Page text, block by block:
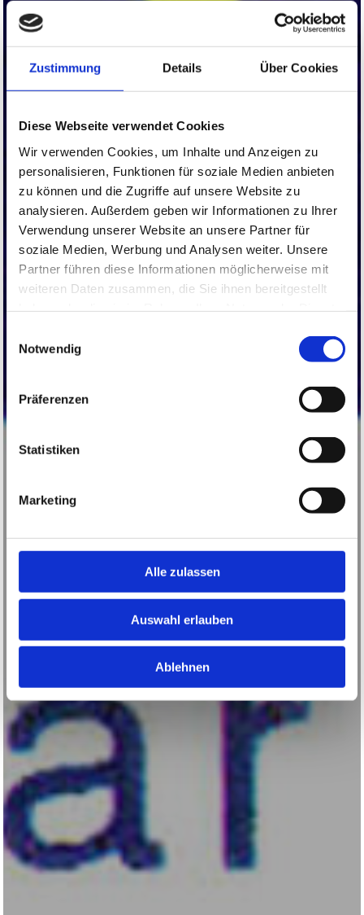
Zustimmung Details Über Cookies
Diese Webseite verwendet Cookies
Wir verwenden Cookies, um Inhalte und Anzeigen zu
personalisieren, Funktionen für soziale Medien anbieten
zu können und die Zugriffe auf unsere Website zu
analysieren. Außerdem geben wir Informationen zu Ihrer
Verwendung unserer Website an unsere Partner für
soziale Medien, Werbung und Analysen weiter. Unsere
Partner führen diese Informationen möglicherweise mit
weiteren Daten zusammen, die Sie ihnen bereitgestellt
Notwendig
Präferenzen
Statistiken
Marketing
Alle zulassen
Auswahl erlauben
Ablehnen